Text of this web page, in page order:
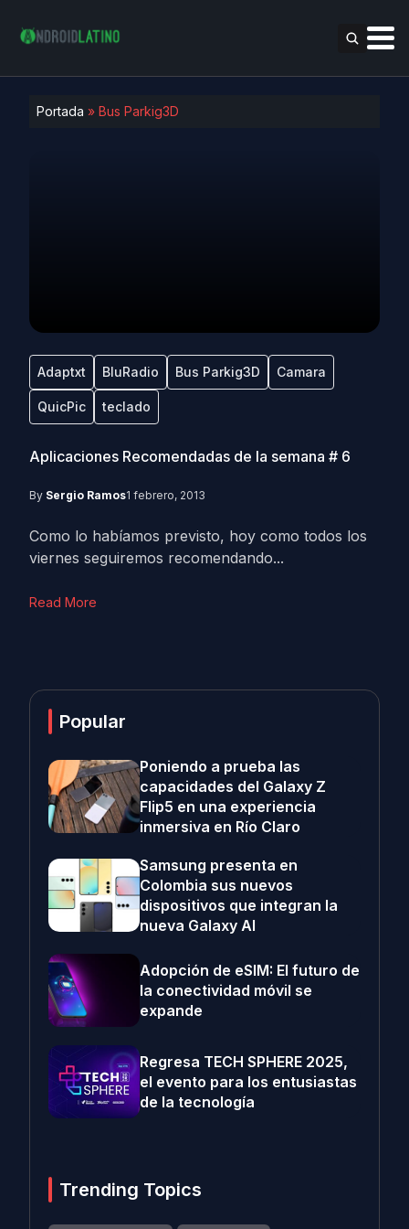
Portada » Bus Parkig3D
Adaptxt BluRadio Bus Parkig3D Camara
QuicPic teclado
Aplicaciones Recomendadas de la semana # 6
By Sergio Ramos1 febrero, 2013
Como lo habíamos previsto, hoy como todos los
viernes seguiremos recomendando...
Read More
Popular
Poniendo a prueba las
capacidades del Galaxy Z
Flip5 en una experiencia
inmersiva en Río Claro
Samsung presenta en
Colombia sus nuevos
dispositivos que integran la
nueva Galaxy AI
Adopción de eSIM: El futuro de
la conectividad móvil se
expande
Regresa TECH SPHERE 2025,
el evento para los entusiastas
de la tecnología
Trending Topics